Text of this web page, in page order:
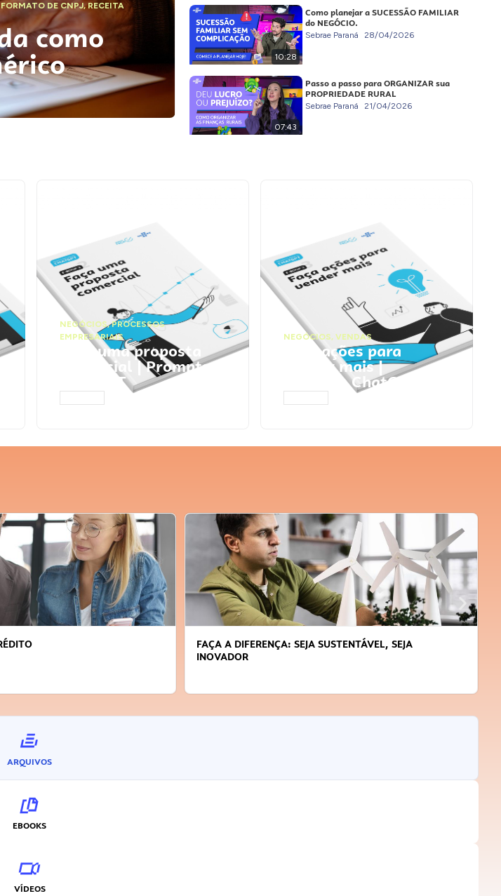
DE CNPJ,RECEITA
como
10:28
Como planejar a SUCESSÃO FAMILIAR
do NEGÓCIO.
Sebrae Paraná 28/04/2026
07:43
Passo a passo para ORGANIZAR sua
PROPRIEDADE RURAL
Sebrae Paraná 21/04/2026
NEGÓCIOS,PROCESSOS
EMPRESARIAIS
Faça uma proposta
comercial | Prompts
ChatGPT
NEGÓCIOS, VENDAS
Faça ações para
vender mais |
Prompts ChatGPT
FAÇA A DIFERENÇA: SEJA SUSTENTÁVEL, SEJA
INOVADOR
ARQUIVOS
EBOOKS
VÍDEOS